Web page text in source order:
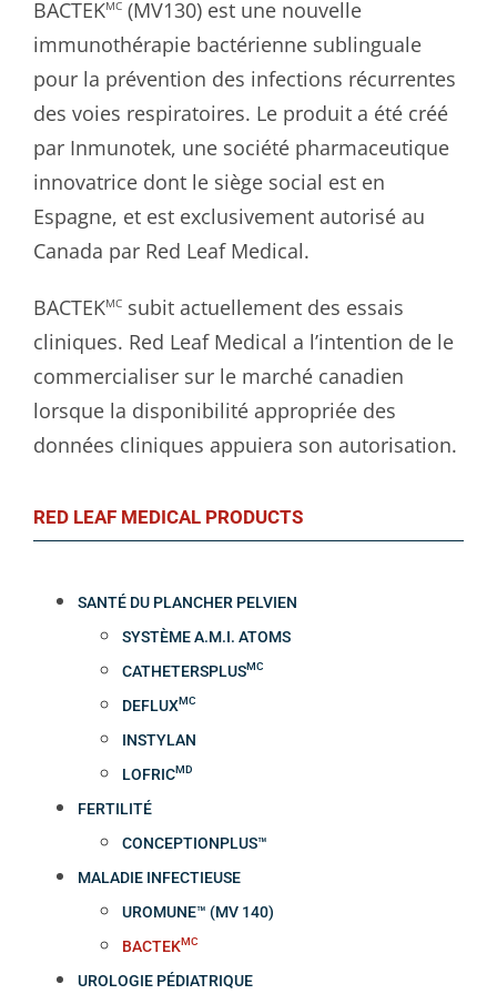
RED LEAF MEDICAL PRODUCTS
SANTÉ DU PLANCHER PELVIEN
SYSTÈME A.M.I. ATOMS
CATHETERSPLUSMC
DEFLUXMC
INSTYLAN
LOFRICMD
FERTILITÉ
CONCEPTIONPLUS™
MALADIE INFECTIEUSE
UROMUNE™ (MV 140)
BACTEKMC
UROLOGIE PÉDIATRIQUE
BACTEKMC(MV130) est une nouvelle
immunothérapie bactérienne sublinguale
pour la prévention des infections récurrentes
des voies respiratoires. Le produit a été créé
par Inmunotek, une société pharmaceutique
innovatrice dont le siège social est en
Espagne, et est exclusivement autorisé au
Canada par Red Leaf Medical.
BACTEKMCsubit actuellement des essais
cliniques. Red Leaf Medical a l’intention de le
commercialiser sur le marché canadien
lorsque la disponibilité appropriée des
données cliniques appuiera son autorisation.